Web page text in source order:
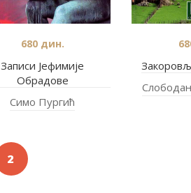
Записи Јефимије
Обрадове
680дин.
Симо Пургић
2